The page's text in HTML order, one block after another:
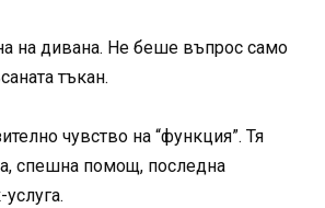
на дивана. Не беше въпрос само
тъкан.
чувство на “функция”. Тя
спешна помощ, последна